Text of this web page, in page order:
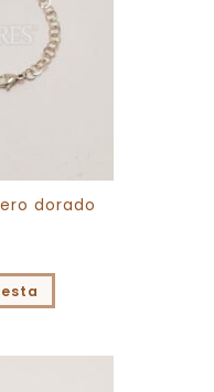
dorado